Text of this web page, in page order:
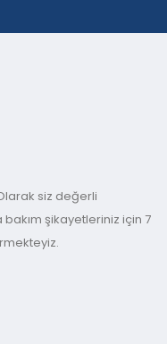
Olarak siz değerli
şikayetleriniz için 7